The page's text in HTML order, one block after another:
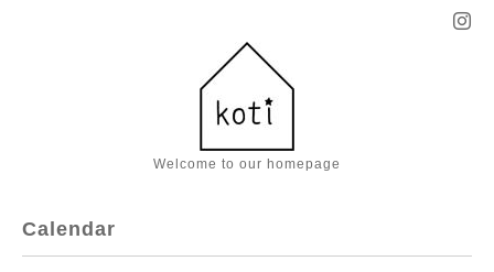
Welcome to our homepage
Calendar